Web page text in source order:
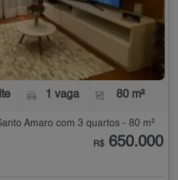
1 vaga 80 m²
Amaro com 3 quartos - 80 m²
R$ 650.000